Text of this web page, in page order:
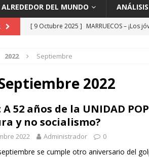
ALREDEDOR DEL MUNDO
[ 9 Octubre 2025 ] MARRUECOS –
[ 7 Octubre 2025 ]
socialistas?
ANÁLISIS Y PERSPECTIVAS
futuro?
ANÁLISIS Y PERSPECTIVAS
2022 Septiembre
2022
52 años de la UNIDAD
y no socialismo?
2022 Administrador 0
se cumple otro aniversario del